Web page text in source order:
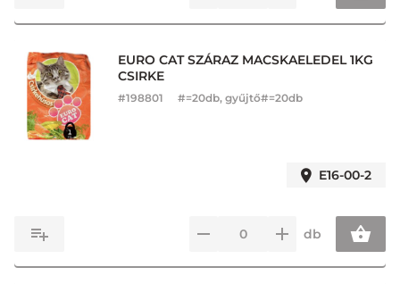
EURO CAT SZÁRAZ MACSKAELEDEL 1KG
CSIRKE
#198801 #=20db, gyűjtő#=20db
E16-00-2
db